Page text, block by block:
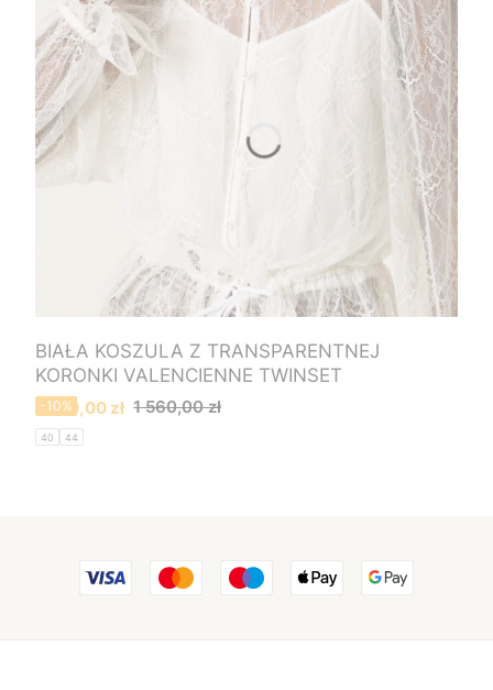
BIAŁA KOSZULA Z TRANSPARENTNEJ
KORONKI VALENCIENNE TWINSET
Cena promocyjna
1 400,00 zł 1 560,00 zł
-10%
40 44